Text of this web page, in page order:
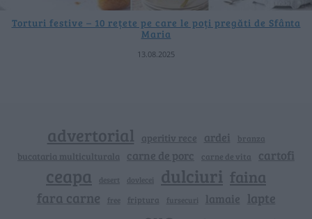
Torturi festive – 10 rețete pe care le poți pregăti de Sfânta
Maria
13.08.2025
advertorial aperitiv rece ardei branza
bucataria multiculturala carne de porc carne de vita cartofi
ceapa desert dovlecei dulciuri faina
fara carne free friptura fursecuri lamaie lapte